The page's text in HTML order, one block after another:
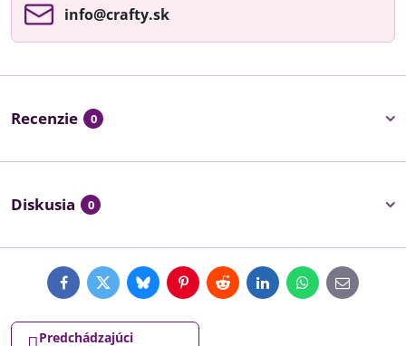
info​@crafty​.sk
Recenzie 0
Diskusia 0
FacebookTwitterBlueskyPinterestRedditLinkedInWhatsApp
E-
mail
Predchádzajúci